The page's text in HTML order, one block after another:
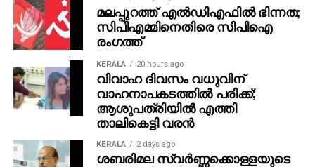
അദ്ദേഹം ഗള്‍ഫില്‍ വരുന്ന സമയങ്ങളിലും കാണാനും
അദ്ദേഹത്തെ കേള്‍ക്കാനും ഏത് തിരക്കിനിടയിലും
സമയം കണ്ടത്തിയിരുന്നു
പത്മഭൂഷണ്‍, ജ്ഞാനപീഠം, എഴുത്തച്ഛന്‍ പുരസ്‌കാരം,
ജെ സി ഡാനിയേല്‍ പുരസ്‌കാരം, പ്രഥമ കേരള
ജ്യോതി പുരസ്‌കാരം, കേരള നിയമസഭ പുരസ്‌കാരം
തുടങ്ങി പുരസ്‌കാരങ്ങളുടെ നിറവ്’എം ടി’ എന്ന
രണ്ടക്ഷരത്തെ മലയാള സാഹിത്യ നഭസ്സില്‍
അനശ്വരനാക്കി നിര്‍ത്തി. സാധാരണക്കാരുടെ
മലപ്പുറത്ത് എല്‍ഡിഎഫില്‍ ഭിന്നത;
സിപിഎമ്മിനെതിരെ സിപിഐ
രംഗത്ത്
KERALA 20 hours ago
വിവാഹ ദിവസം വധുവിന്
വാഹനാപകടത്തില്‍ പരിക്ക്;
ആശുപത്രിയില്‍ എത്തി
താലികെട്ടി വരന്‍
KERALA 2 days ago
ശബരിമല സ്വര്‍ണ്ണക്കൊള്ളയുടെ